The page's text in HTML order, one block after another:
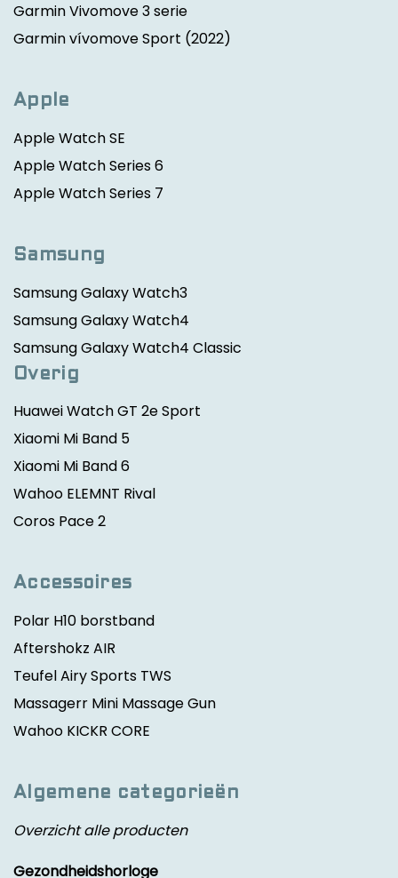
Garmin Vivomove 3 serie
Garmin vívomove Sport (2022)
Apple
Apple Watch SE
Apple Watch Series 6
Apple Watch Series 7
Samsung
Samsung Galaxy Watch3
Samsung Galaxy Watch4
Samsung Galaxy Watch4 Classic
Overig
Huawei Watch GT 2e Sport
Xiaomi Mi Band 5
Xiaomi Mi Band 6
Wahoo ELEMNT Rival
Coros Pace 2
Accessoires
Polar H10 borstband
Aftershokz AIR
Teufel Airy Sports TWS
Massagerr Mini Massage Gun
Wahoo KICKR CORE
Algemene categorieën
Overzicht alle producten
Gezondheidshorloge